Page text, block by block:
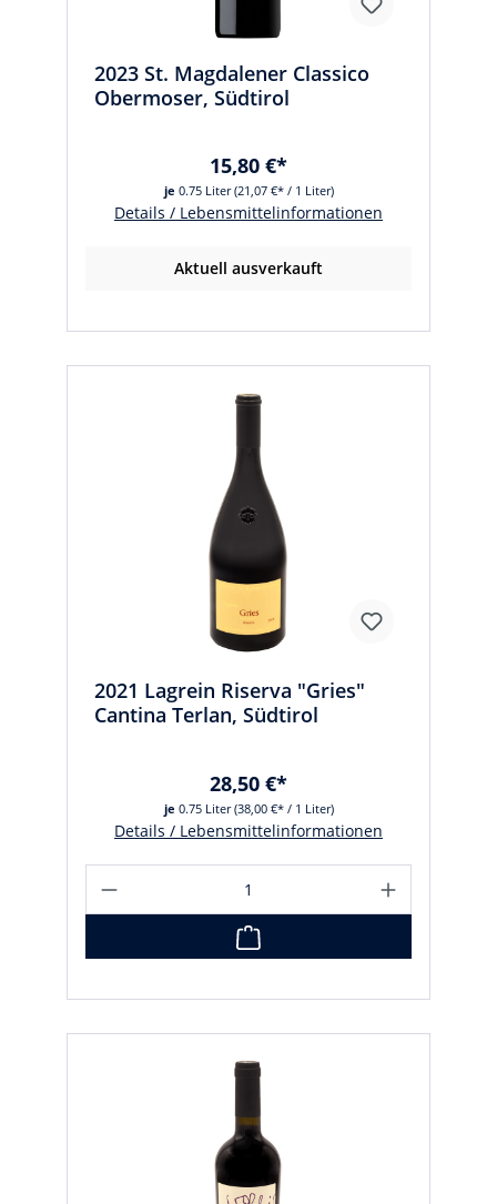
2023 St. Magdalener Classico
Obermoser, Südtirol
je 0.75 Liter(21,07 €* / 1 Liter)
15,80 €*
Details / Lebensmittelinformationen
Aktuell ausverkauft
2021 Lagrein Riserva "Gries"
Cantina Terlan, Südtirol
je 0.75 Liter(38,00 €* / 1 Liter)
28,50 €*
Details / Lebensmittelinformationen